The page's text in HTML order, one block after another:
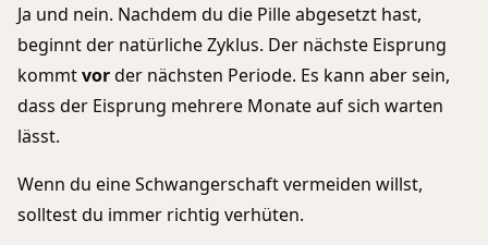
Ja und nein. Nachdem du die Pille abgesetzt hast,
beginnt der natürliche Zyklus. Der nächste Eisprung
kommtvorder nächsten Periode. Es kann aber sein,
dass der Eisprung mehrere Monate auf sich warten
lässt.
Wenn du eine Schwangerschaft vermeiden willst,
solltest du immer richtig verhüten.